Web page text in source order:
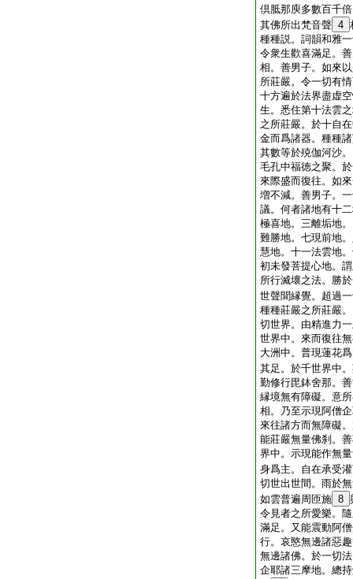
倶胝那庾多數百千
其佛所出梵音聲 4
種種説。詞韻和雅
令衆生歡喜滿足。
相。善男子。如來
所莊嚴。令一切有
十方遍於法界盡虚
生。悉住第十法雲
之所莊嚴。於十自
金而爲諸器。種種
其數等於殑伽河沙
毛孔中福徳之聚。
來際盛而復往。如
増不減。善男子。
議。何者諸地有十
極喜地。三離垢地
難勝地。七現前地
慧地。十一法雲地
初未發菩提心地。
所行滅壞之法。勝
世聲聞縁覺。超過
種種莊嚴之所莊嚴
切世界。由精進力
世界中。來而復往
大洲中。普現蓮花
其足。於千世界中
勤修行毘鉢舍那。
縁境無有障礙。意
相。乃至示現阿僧
來往諸方而無障礙
能莊嚴無量佛刹。
界中。示現能作無
身爲主。自在承受
切世出世間。雨於
如雲普遍周匝施 8
令見者之所愛樂。
滿足。又能震動阿
行。哀愍無邊諸惡
無邊諸佛。於一切
企耶諸三摩地。總